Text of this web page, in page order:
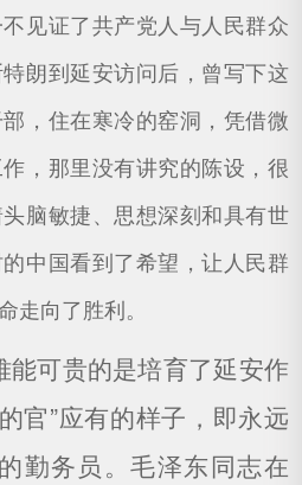
见证了共产党人与人民群众
朗到延安访问后，曾写下这
，住在寒冷的窑洞，凭借微
，那里没有讲究的陈设，很
脑敏捷、思想深刻和具有世
中国看到了希望，让人民群
走向了胜利。
能可贵的是培育了延安作
官”应有的样子，即永远
勤务员。毛泽东同志在